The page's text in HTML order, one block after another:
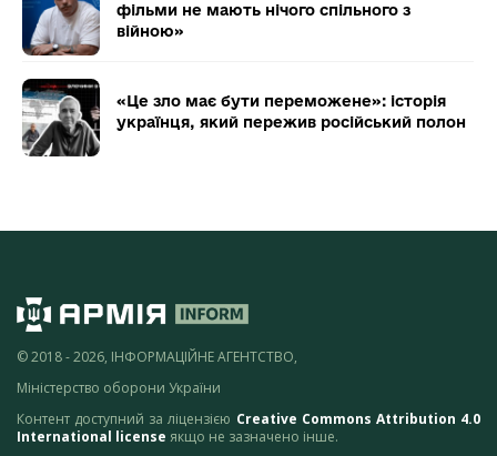
фільми не мають нічого спільного з
війною»
«Це зло має бути переможене»: історія
українця, який пережив російський полон
© 2018 - 2026, ІНФОРМАЦІЙНЕ АГЕНТСТВО,
Міністерство оборони України
Контент доступний за ліцензією Creative Commons Attribution 4.0
International license якщо не зазначено інше.